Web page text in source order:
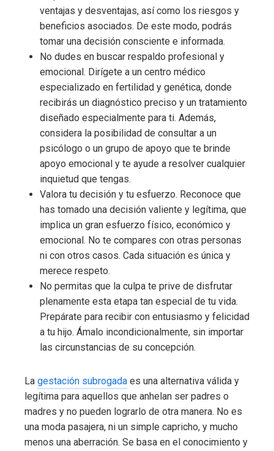
ventajas y desventajas, así como los riesgos y
beneficios asociados. De este modo, podrás
tomar una decisión consciente e informada.
No dudes en buscar respaldo profesional y
emocional. Dirígete a un centro médico
especializado en fertilidad y genética, donde
recibirás un diagnóstico preciso y un tratamiento
diseñado especialmente para ti. Además,
considera la posibilidad de consultar a un
psicólogo o un grupo de apoyo que te brinde
apoyo emocional y te ayude a resolver cualquier
inquietud que tengas.
Valora tu decisión y tu esfuerzo. Reconoce que
has tomado una decisión valiente y legítima, que
implica un gran esfuerzo físico, económico y
emocional. No te compares con otras personas
ni con otros casos. Cada situación es única y
merece respeto.
No permitas que la culpa te prive de disfrutar
plenamente esta etapa tan especial de tu vida.
Prepárate para recibir con entusiasmo y felicidad
a tu hijo. Ámalo incondicionalmente, sin importar
las circunstancias de su concepción.
La gestación subrogada es una alternativa válida y
legítima para aquellos que anhelan ser padres o
madres y no pueden lograrlo de otra manera. No es
una moda pasajera, ni un simple capricho, y mucho
menos una aberración. Se basa en el conocimiento y